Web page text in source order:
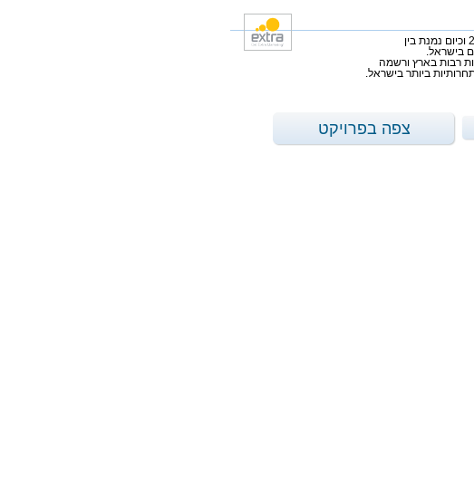
חברת אקסטרה החלה את פעילותה בשנת 2006 וכיום נמנת בין
בישראל.
רבות בארץ ורשמה
ביותר בישראל.
צפה בפרויקט